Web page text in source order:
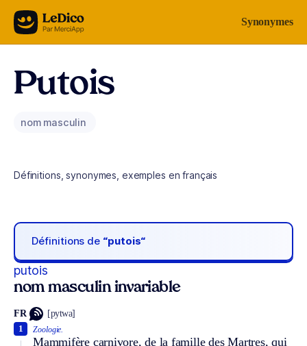
Aller au contenu Synonymes
Putois
nom masculin
Définitions, synonymes, exemples en français
Définitions de “putois“
putois
nom masculin invariable
FR [pytwa]
Zoologie.
Mammifère carnivore, de la famille des Martres, qui
1